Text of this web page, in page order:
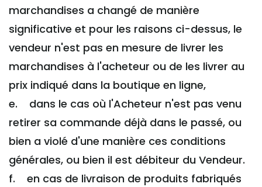
marchandises a changé de manière
significative et pour les raisons ci-dessus, le
vendeur n'est pas en mesure de livrer les
marchandises à l'acheteur ou de les livrer au
prix indiqué dans la boutique en ligne,
e. dans le cas où l'Acheteur n'est pas venu
retirer sa commande déjà dans le passé, ou
bien a violé d'une manière ces conditions
générales, ou bien il est débiteur du Vendeur.
f. en cas de livraison de produits fabriqués